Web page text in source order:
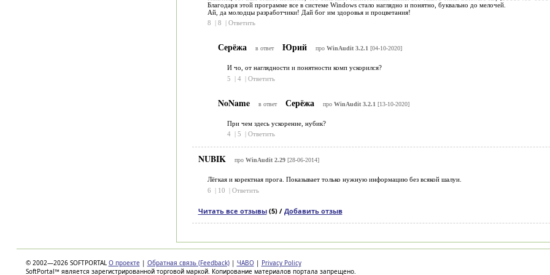
Благодаря этой программе все в системе Windows стало наглядно и понятно, буквально до мелочей.
Ай, да молодцы разработчики! Дай бог им здоровья и процветания!
8
| 8 | Ответить
Серёжа в ответ Юрий про WinAudit 3.2.1 [04-10-2020]
И чо, от наглядности и понятности комп ускорился?
5
| 4 | Ответить
NoName в ответ Серёжа про WinAudit 3.2.1 [13-10-2020]
При чем здесь ускорение, нубик?
4 | 5 | Ответить
NUBIK про WinAudit 2.29[28-06-2014]
Лёгкая и коректная прога. Показывает только нужную информацию без всякой шалуи.
6
| 10 | Ответить
Читать все отзывы(5) / Добавить отзыв
© 2002—2026 SOFTPORTAL О проекте | Обратная связь (Feedback) | ЧАВО | Privacy Policy
SoftPortal™ является зарегистрированной торговой маркой. Копирование материалов портала запрещено.